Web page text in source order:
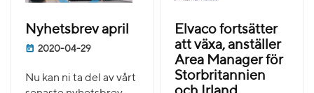
Nyhetsbrev april
2020-04-29
Nu kan ni ta del av vårt
Elvaco fortsätter
att växa, anställer
Area Manager för
Storbritannien